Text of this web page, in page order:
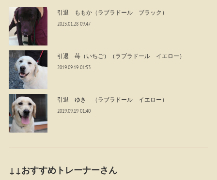
引退 ももか（ラブラドール ブラック）
2023.01.28 09:47
引退 苺（いちご）（ラブラドール イエロー）
2019.09.19 01:53
引退 ゆき （ラブラドール イエロー）
2019.09.19 01:40
↓↓おすすめトレーナーさん